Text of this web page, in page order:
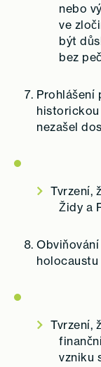
nebo
ve
být
bez
Prohlášení
historickou
nezašel
Tvrzení,
Židy a
Tvrzení,
vzniku